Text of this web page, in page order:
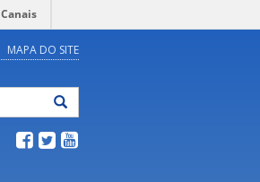
Canais
MAPA DO SITE